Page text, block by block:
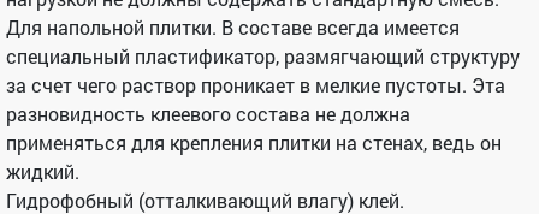
Для напольной плитки. В составе всегда имеется
специальный пластификатор, размягчающий структуру
за счет чего раствор проникает в мелкие пустоты. Эта
разновидность клеевого состава не должна
применяться для крепления плитки на стенах, ведь он
жидкий.
Гидрофобный (отталкивающий влагу) клей.